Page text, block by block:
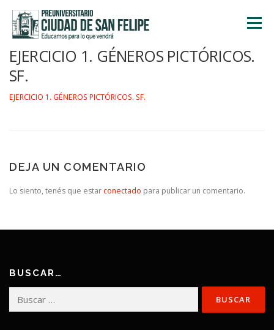
contenido
Menú
INICIO
EJERCICIO 1. GÉNEROS PICTÓRICOS.
SF.
EJERCICIO 1. GÉNEROS PICTÓRICOS. SF.
DEJA UN COMENTARIO
Lo siento, tenés que estar conectado para publicar un comentario.
BUSCAR…